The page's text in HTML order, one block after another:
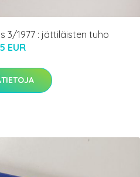
3/1977 : jättiläisten tuho
EUR